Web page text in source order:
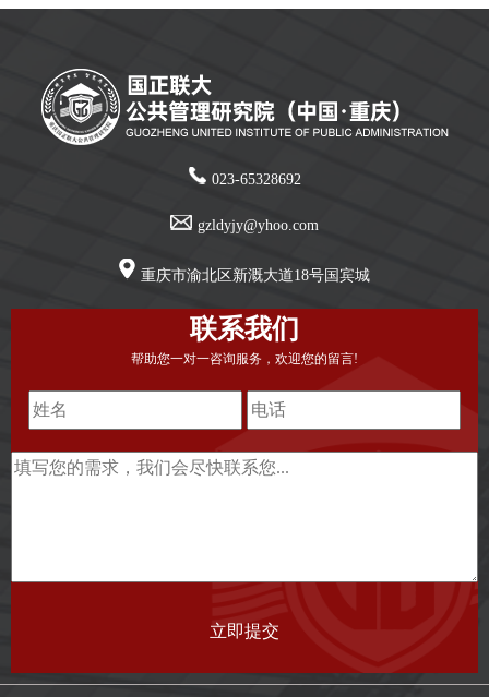
023-65328692
gzldyjy@yhoo.com
重庆市渝北区新溉大道18号国宾城
联系我们
帮助您一对一咨询服务，欢迎您的留言!